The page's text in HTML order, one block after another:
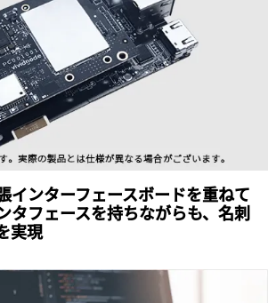
インターフェースボードを重ねて
タフェースを持ちながらも、名刺
実現